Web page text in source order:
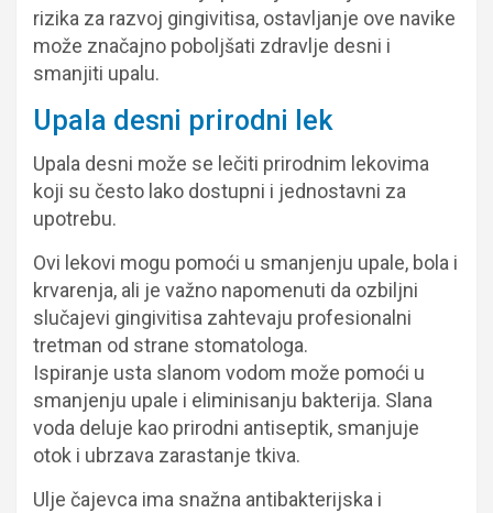
rizika za razvoj gingivitisa, ostavljanje ove navike
može značajno poboljšati zdravlje desni i
smanjiti upalu.
Upala desni prirodni lek
Upala desni može se lečiti prirodnim lekovima
koji su često lako dostupni i jednostavni za
upotrebu.
Ovi lekovi mogu pomoći u smanjenju upale, bola i
krvarenja, ali je važno napomenuti da ozbiljni
slučajevi gingivitisa zahtevaju profesionalni
tretman od strane stomatologa.
Ispiranje usta slanom vodom može pomoći u
smanjenju upale i eliminisanju bakterija. Slana
voda deluje kao prirodni antiseptik, smanjuje
otok i ubrzava zarastanje tkiva.
Ulje čajevca ima snažna antibakterijska i